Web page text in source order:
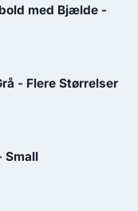
med Bjælde -
- Flere Størrelser
Small